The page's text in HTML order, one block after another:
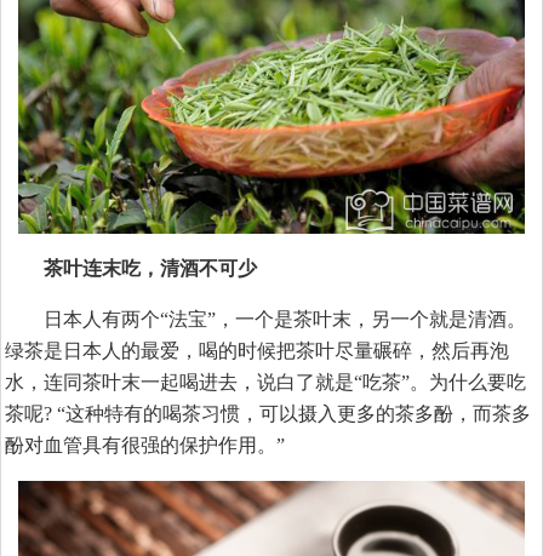
茶叶连末吃，清酒不可少
日本人有两个“法宝”，一个是茶叶末，另一个就是清酒。
绿茶是日本人的最爱，喝的时候把茶叶尽量碾碎，然后再泡
水，连同茶叶末一起喝进去，说白了就是“吃茶”。为什么要吃
茶呢? “这种特有的喝茶习惯，可以摄入更多的茶多酚，而茶多
酚对血管具有很强的保护作用。”